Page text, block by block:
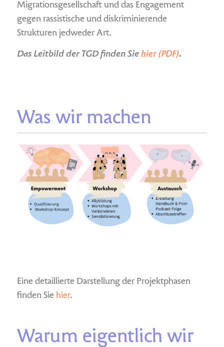
Migrationsgesellschaft und das Engagement
gegen rassistische und diskriminierende
Strukturen jedweder Art.
Das Leitbild der TGD finden Sie hier (PDF).
Was wir machen
Eine detaillierte Darstellung der Projektphasen
finden Sie hier.
Warum eigentlich wir